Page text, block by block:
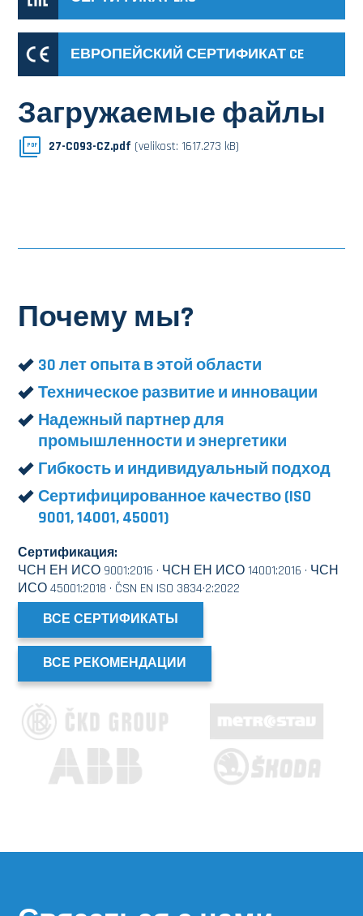
ЕВРОПЕЙСКИЙ СЕРТИФИКАТ CE
Загружаемые файлы
PDF 27-C093-CZ.pdf (velikost: 1617.273 kB)
Почему мы?
30 лет опыта в этой области
Техническое развитие и инновации
Надежный партнер для
промышленности и энергетики
Гибкость и индивидуальный подход
Сертифицированное качество (ISO
9001, 14001, 45001)
Сертификация:
ЧСН ЕН ИСО 9001:2016 · ЧСН ЕН ИСО 14001:2016 · ЧСН
ИСО 45001:2018 · ČSN EN ISO 3834·2:2022
ВСЕ СЕРТИФИКАТЫ
ВСЕ РЕКОМЕНДАЦИИ